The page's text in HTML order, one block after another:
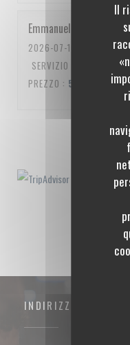
Il
Emmanuel
2026-07-10
- 20:00 -
SERVIZIO
PREZZO : 5
1
INDIRIZZO